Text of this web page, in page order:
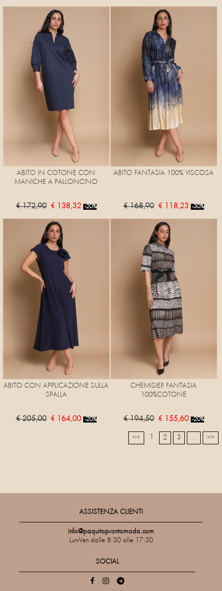
ABITO IN COTONE CON
MANICHE A PALLONCINO
€ 172,90 € 138,32 -20%
ABITO FANTASIA 100% VISCOSA
€ 168,90 € 118,23 -30%
ABITO CON APPLICAZIONE SULLA
SPALLA
€ 205,00 € 164,00 -20%
CHEMISIER FANTASIA
100%COTONE
€ 194,50 € 155,60 -20%
<< 2 3 ... >>
ASSISTENZA CLIENTI
info@paquitoprontomoda.com
Lun-Ven dalle 8:30 alle 17:30
SOCIAL